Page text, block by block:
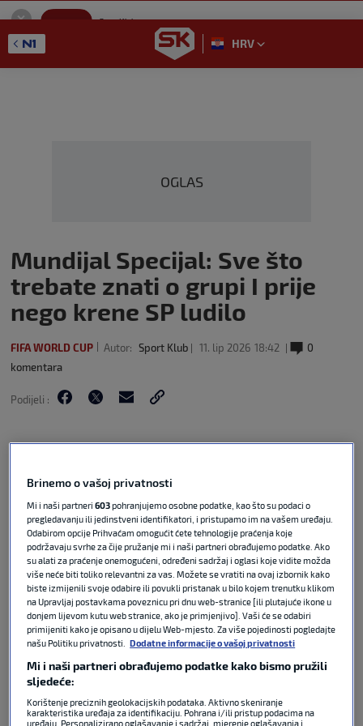
SportKlub
GET - On the Google Play
HRV
OGLAS
Mundijal Specijal: Sve što
trebate znati o grupi I prije
nego krene SP ludilo
FIFA WORLD CUP Autor: Sport Klub 11. lip 2026 18:42
0
komentara
Podijeli :
Naš Denis Draganović potrudio se približiti vam
svaku od 48 reprezentacija koje se natječu na
ovogodišnjem Svjetskom prvenstvu u SAD-u,
Meksiku i Kanadi. Sada je na redu da u Mundijalu
Specijalu upoznate grupu I u kojoj se natječu
Francuska, Senegal, Irak i Norveška. Bivši izbornik
BiH Faruk Hadžibegić analizirao je Francuze, bivši
Brinemo o vašoj privatnosti
Mi i naši partneri603pohranjujemo osobne podatke, kao što su podaci o
pregledavanju ili jedinstveni identifikatori, i pristupamo im na vašem uređaju.
Odabirom opcije Prihvaćam omogućit ćete tehnologije praćenja koje
podržavaju svrhe za čije pružanje mi i naši partneri obrađujemo podatke. Ako
su alati za praćenje onemogućeni, određeni sadržaj i oglasi koje vidite možda
više neće biti toliko relevantni za vas. Možete se vratiti na ovaj izbornik kako
biste izmijenili svoje odabire ili povukli pristanak u bilo kojem trenutku klikom
na Upravljaj postavkama poveznicu pri dnu web-stranice [ili plutajuće ikone u
donjem lijevom kutu web stranice, ako je primjenjivo]. Vaši će se odabiri
primijeniti kako je opisano u dijelu Web-mjesto. Za više pojedinosti pogledajte
našu Politiku privatnosti.
Dodatne informacije o vašoj privatnosti
Mi i naši partneri obrađujemo podatke kako bismo pružili
sljedeće:
Korištenje preciznih geolokacijskih podataka. Aktivno skeniranje
karakteristika uređaja za identifikaciju. Pohrana i/ili pristup podacima na
uređaju. Personalizirano oglašavanje i sadržaj, mjerenje oglašavanja i